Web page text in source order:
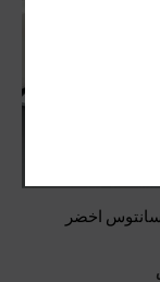
سانتوس اخضر